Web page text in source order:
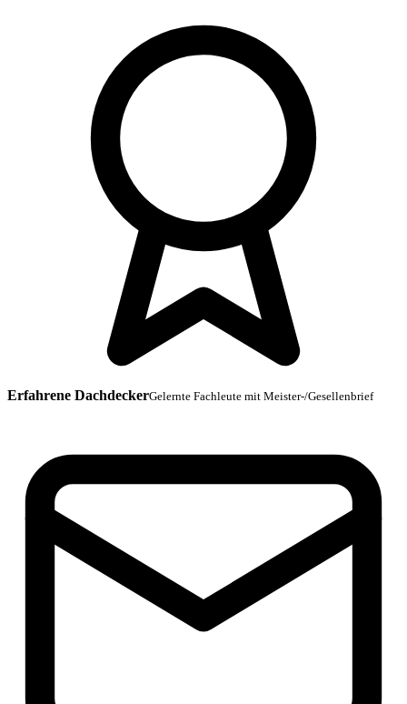
Erfahrene DachdeckerGelernte Fachleute mit Meister-/Gesellenbrief